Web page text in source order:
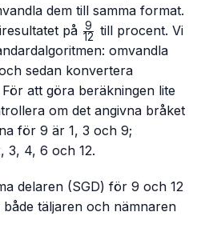
dem till samma format.
på \frac{9}
{12}
12
9
till procent. Vi
omvandla
sedan konvertera
att göra beräkningen lite
om det angivna bråket
för 9 är 1, 3 och 9;
3, 4, 6 och 12.
delaren (SGD) för 9 och 12
täljaren och nämnaren